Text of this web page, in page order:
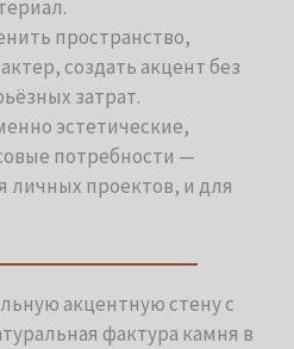
пространство,
создать акцент без
затрат.
эстетические,
потребности —
личных проектов, и для
акцентную стену с
фактура камня в